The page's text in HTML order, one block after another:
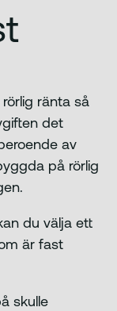
ränta så
det
av
på rörlig
du välja ett
är fast
skulle